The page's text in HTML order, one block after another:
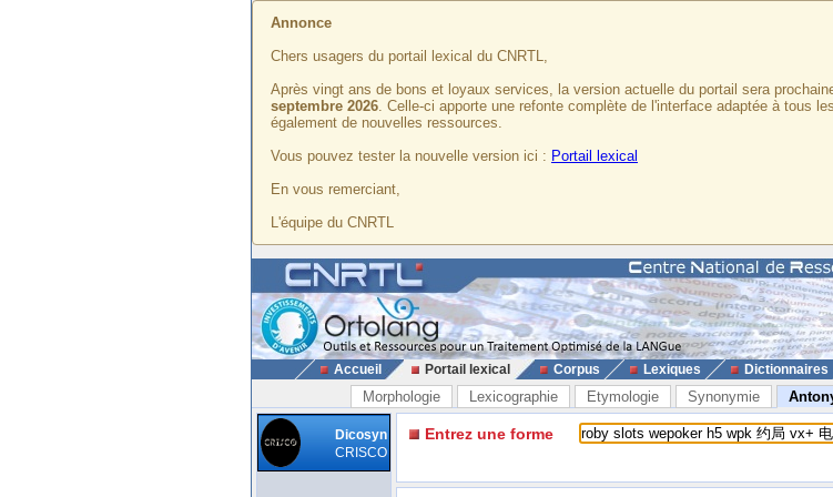
Annonce
Chers usagers du portail lexical du CNRTL,
Après vingt ans de bons et loyaux services, la version actuelle du portail sera
septembre 2026. Celle-ci apporte une refonte complète de l'interface adaptée à tous
également de nouvelles ressources.
Vous pouvez tester la nouvelle version ici : Portail lexical
En vous remerciant,
L'équipe du CNRTL
Accueil Portail lexical Corpus Lexiques Dictionnaires
Morphologie Lexicographie Etymologie Synonymie
Dicosyn
CRISCO
Entrez une forme